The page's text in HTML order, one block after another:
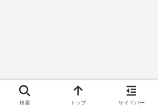
検索 トップ サイドバー